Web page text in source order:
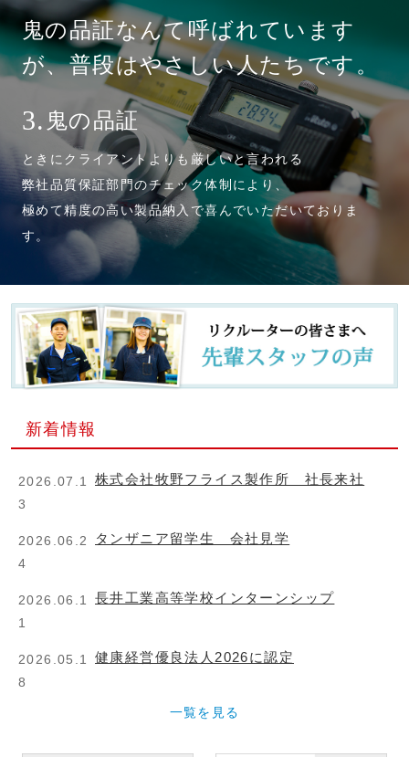
鬼の品証なんて呼ばれています
が、普段はやさしい人たちです。
3. 鬼の品証
ときにクライアントよりも厳しいと言われる
弊社品質保証部門のチェック体制により、
極めて精度の高い製品納入で喜んでいただいておりま
す。
新着情報
2026.07.1
3
株式会社牧野フライス製作所 社長来社
2026.06.2
4
タンザニア留学生 会社見学
2026.06.1
1
長井工業高等学校インターンシップ
2026.05.1
8
健康経営優良法人2026に認定
一覧を見る